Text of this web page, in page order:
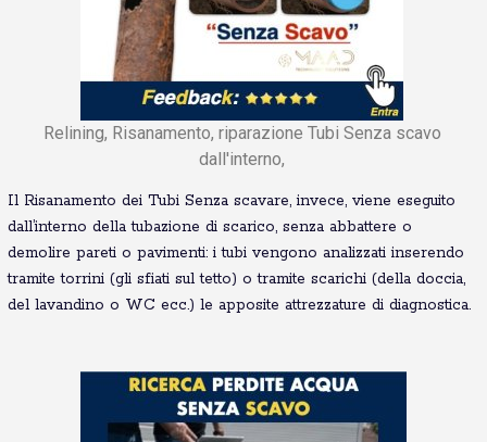
Relining, Risanamento, riparazione Tubi Senza scavo
dall'interno,
Il Risanamento dei Tubi Senza scavare, invece, viene eseguito
dall’interno della tubazione di scarico, senza abbattere o
demolire pareti o pavimenti: i tubi vengono analizzati inserendo
tramite torrini (gli sfiati sul tetto) o tramite scarichi (della doccia,
del lavandino o WC ecc.) le apposite attrezzature di diagnostica.